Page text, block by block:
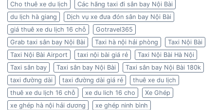
Cho thuê xe du lịch
Các hãng taxi đi sân bay Nội Bài
du lịch hà giang
Dịch vụ xe đưa đón sân bay Nội Bài
giá thuê xe du lịch 16 chỗ
Gotravel365
Grab taxi sân bay Nội Bài
Taxi hà nội hải phòng
Taxi Nội Bài
Taxi Nội Bài Airport
taxi nội bài giá rẻ
Taxi Nội Bài Hà Nội
Taxi sân bay
Taxi sân bay Nội Bài
Taxi sân bay Nội Bài 180k
taxi đường dài
taxi đường dài giá rẻ
thuê xe du lịch
thuê xe du lịch 16 chỗ
xe du lich 16 cho
Xe Ghép
xe ghép hà nội hải dương
xe ghép ninh bình